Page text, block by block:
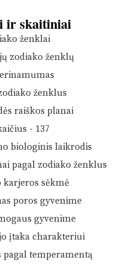
ir skaitiniai
ženklai
zodiako ženklų
ženklus
raiškos planai
- 137
biologinis laikrodis
pagal zodiako ženklus
karjeros sėkmė
poros gyvenime
gyvenime
įtaka charakteriui
temperamentą